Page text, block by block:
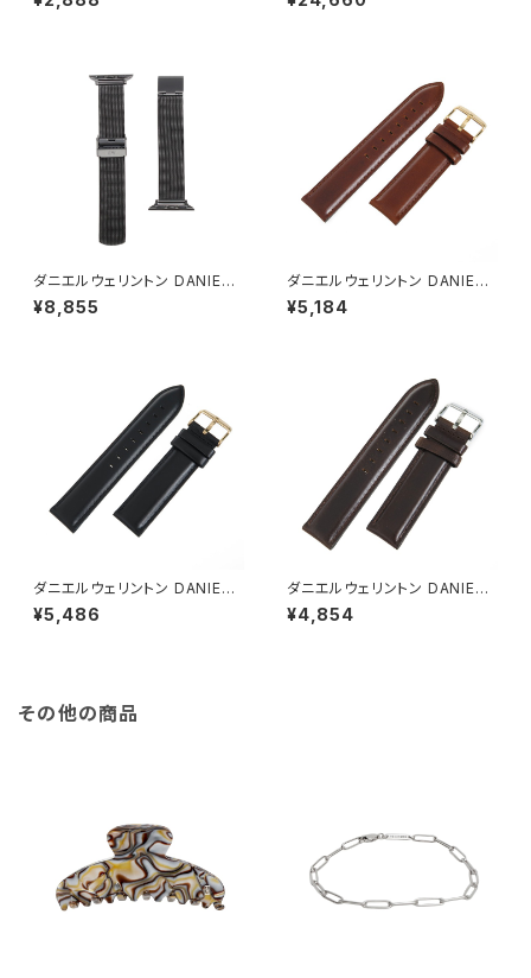
時計用 ラグ幅18mm dw0020
チベルト ケース DW01200001
ダニエルウェリントン DANIEL
WELLINGTON 替えベルト D
W01200019 レディース ブラッ
¥8,855
ダニエルウェリントン DANIEL
WELLINGTON 替えベルト腕
時計用 ラグ幅20mm dw0020
¥5,184
ダニエルウェリントン DANIEL
WELLINGTON 替えベルト腕
時計用 ラグ幅20mm dw0020
¥5,486
ダニエルウェリントン DANIEL
WELLINGTON 替えベルト腕
時計用 ラグ幅20mm dw0020
¥4,854
その他の商品